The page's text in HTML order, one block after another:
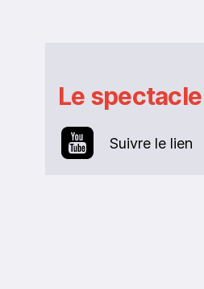
Le
Suivre le lien